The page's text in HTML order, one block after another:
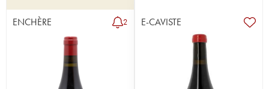
ENCHÈRE 2 E-CAVISTE